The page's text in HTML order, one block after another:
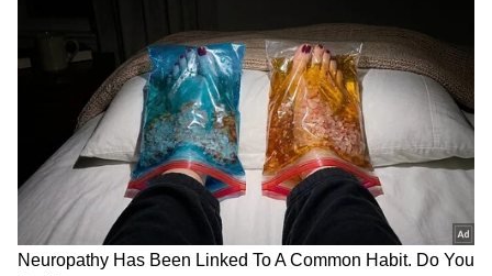
ಆರೋಗ್ಯ , ಸೌಂದರ್ಯ, ಫಿಟ್‌ನೆಸ್,ಕಿಚನ್ ಟಿಪ್ಸ್‌,
ಸಂಬಂಧ,ಫ್ಯಾಷನ್,ರೆಸಿಪಿ ಅಪ್ಡೇಟ್‌ಗಳಿಗಾಗಿ
ಏಷ್ಯಾನೆಟ್ ಸುವರ್ಣ ನ್ಯೂಸ್‌ ಫಾಲೋ ಮಾಡಿ.
ಸಂಪೂರ್ಣ ಮಾಹಿತಿ ಒಂದೇ ಕ್ಲಿಕ್‌ನಲ್ಲಿ ಲಭ್ಯ. ಏಷ್ಯಾನೆಟ್
ಸುವರ್ಣ ನ್ಯೂಸ್ ಅಧಿಕೃತ ಆ್ಯಪ್ ಡೌನ್‌ಲೋಡ್ ಮಾಡಿ
ಹಾಗು ಎಲ್ಲಾ ಅಪ್‌ಡೇಟ್ ಗಳನ್ನು ಪಡೆಯಿರಿ.